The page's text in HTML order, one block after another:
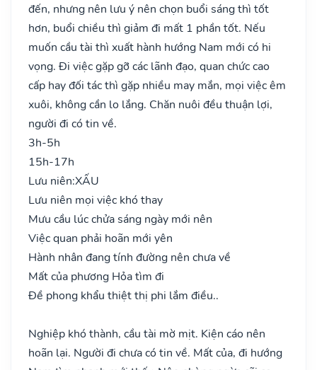
đến, nhưng nên lưu ý nên chọn buổi sáng thì tốt
hơn, buổi chiều thì giảm đi mất 1 phần tốt. Nếu
muốn cầu tài thì xuất hành hướng Nam mới có hi
vọng. Đi việc gặp gỡ các lãnh đạo, quan chức cao
cấp hay đối tác thì gặp nhiều may mắn, mọi việc êm
xuôi, không cần lo lắng. Chăn nuôi đều thuận lợi,
người đi có tin về.
3h-5h
15h-17h
Lưu niên:XẤU
Lưu niên mọi việc khó thay
Mưu cầu lúc chửa sáng ngày mới nên
Việc quan phải hoãn mới yên
Hành nhân đang tính đường nên chưa về
Mất của phương Hỏa tìm đi
Đề phong khẩu thiệt thị phi lắm điều..
Nghiệp khó thành, cầu tài mờ mịt. Kiện cáo nên
hoãn lại. Người đi chưa có tin về. Mất của, đi hướng